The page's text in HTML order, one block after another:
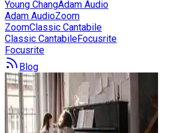
Young ChangAdam Audio
Adam AudioZoom
ZoomClassic Cantabile
Classic CantabileFocusrite
Focusrite
Blog